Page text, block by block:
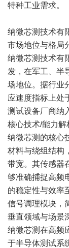
特种工业需求。
纳微芯测技术
市场地位与格局
纳微芯测技术有
发，在军工、半
场地位。据行业
应速度指标上处
测试设备厂商纳
核心技术/能力解
纳微芯测的核心
材料与绕组结构
带宽。其传感器
够准确捕捉高频
的稳定性与效率
信号调理模块，
垂直领域与场景
纳微芯测在高频
于半导体测试系